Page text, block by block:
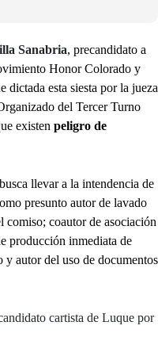
Sanabria, precandidato a
Honor Colorado y
dictada esta siesta por la jueza
del Tercer Turno
existen peligro de
llevar a la intendencia de
presunto autor de lavado
comiso; coautor de asociación
producción inmediata de
autor del uso de documentos
cartista de Luque por